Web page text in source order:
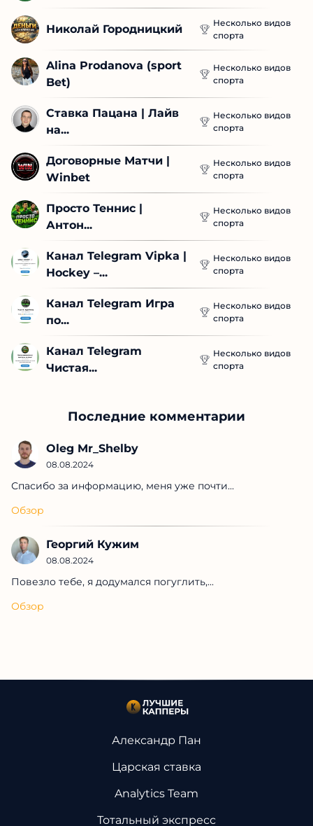
Николай Городницкий
Несколько видов
спорта
Alina Prodanova (sport
Bet)
Несколько видов
спорта
Ставка Пацана | Лайв
на...
Несколько видов
спорта
Договорные Матчи |
Winbet
Несколько видов
спорта
Просто Теннис |
Антон...
Несколько видов
спорта
Канал Telegram Vipka |
Hockey –...
Несколько видов
спорта
Канал Telegram Игра
по...
Несколько видов
спорта
Канал Telegram
Чистая...
Несколько видов
спорта
Последние комментарии
Oleg Mr_Shelby
08.08.2024
Спасибо за информацию, меня уже почти...
Обзор
Георгий Кужим
08.08.2024
Повезло тебе, я додумался погуглить,...
Обзор
Александр Пан
Царская ставка
Analytics Team
Тотальный экспресс